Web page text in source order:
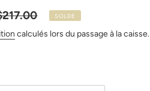
SOLDE
calculés lors du passage à la caisse.